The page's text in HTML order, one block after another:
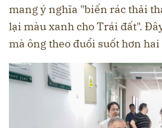
mang ý nghĩa "biến rác thải
lại màu xanh cho Trái đất".
mà ông theo đuổi suốt hơn